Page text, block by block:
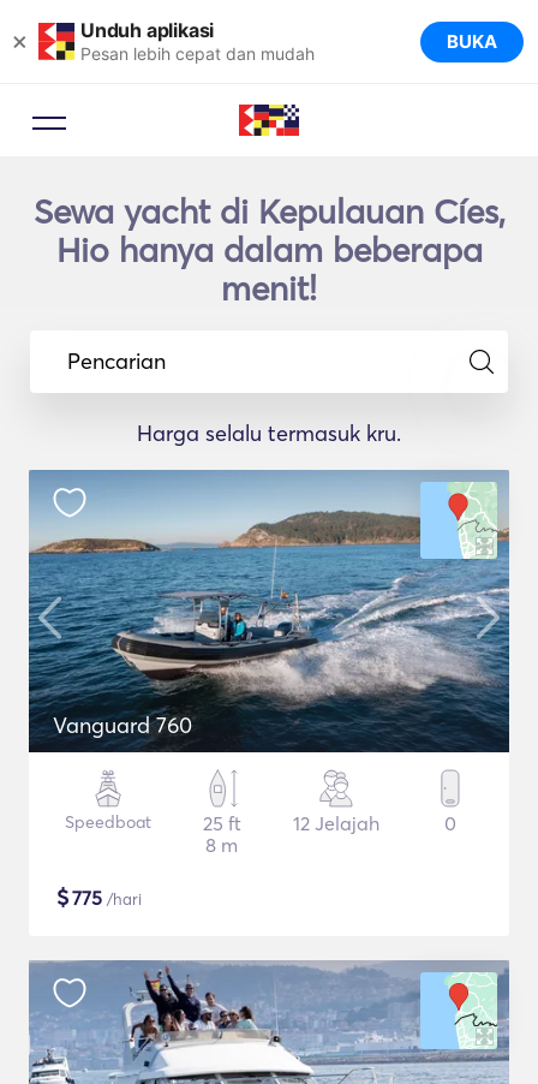
× Unduh aplikasi
Pesan lebih cepat dan mudah BUKA
Sewa yacht di Kepulauan Cíes,
Hio hanya dalam beberapa
menit!
Pencarian
Harga selalu termasuk kru.
Vanguard 760
Speedboat
25 ft
8 m
12 Jelajah 0
$775 /hari